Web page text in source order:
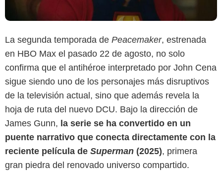
La segunda temporada de Peacemaker, estrenada
en HBO Max el pasado 22 de agosto, no solo
confirma que el antihéroe interpretado por John Cena
sigue siendo uno de los personajes más disruptivos
de la televisión actual, sino que además revela la
hoja de ruta del nuevo DCU. Bajo la dirección de
James Gunn, la serie se ha convertido en un
puente narrativo que conecta directamente con la
reciente película de Superman (2025), primera
gran piedra del renovado universo compartido.